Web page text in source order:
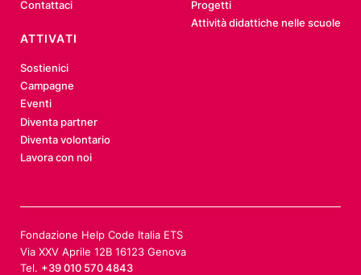
Contattaci
Progetti
Attività didattiche nelle scuole
ATTIVATI
Sostienici
Campagne
Eventi
Diventa partner
Diventa volontario
Lavora con noi
Fondazione Help Code Italia ETS
Via XXV Aprile 12B 16123 Genova
Tel. +39 010 570 4843